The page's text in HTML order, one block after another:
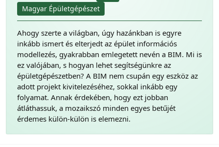
Magyar Épületgépészet
Ahogy szerte a világban, úgy hazánkban is egyre
inkább ismert és elterjedt az épület információs
modellezés, gyakrabban emlegetett nevén a BIM. Mi is
ez valójában, s hogyan lehet segítségünkre az
épületgépészetben? A BIM nem csupán egy eszköz az
adott projekt kivitelezéséhez, sokkal inkább egy
folyamat. Annak érdekében, hogy ezt jobban
átláthassuk, a mozaikszó minden egyes betűjét
érdemes külön-külön is elemezni.